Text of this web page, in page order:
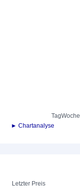
TagWoche
► Chartanalyse
Letzter Preis